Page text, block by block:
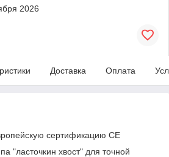
2026
Доставка Оплата
сертификацию CE
"ласточкин хвост" для точной